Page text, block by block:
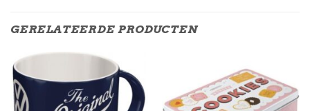
GERELATEERDE PRODUCTEN